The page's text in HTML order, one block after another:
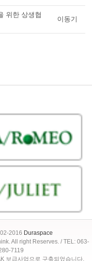
위한 상생협
이동기
2016 Duraspace
All right Reserves. / TEL: 063-
7119
보급사업으로 구축되었습니다.